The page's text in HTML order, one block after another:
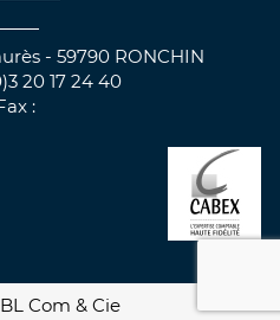
- 59790 RONCHIN
20 17 24 40
:
Com & Cie